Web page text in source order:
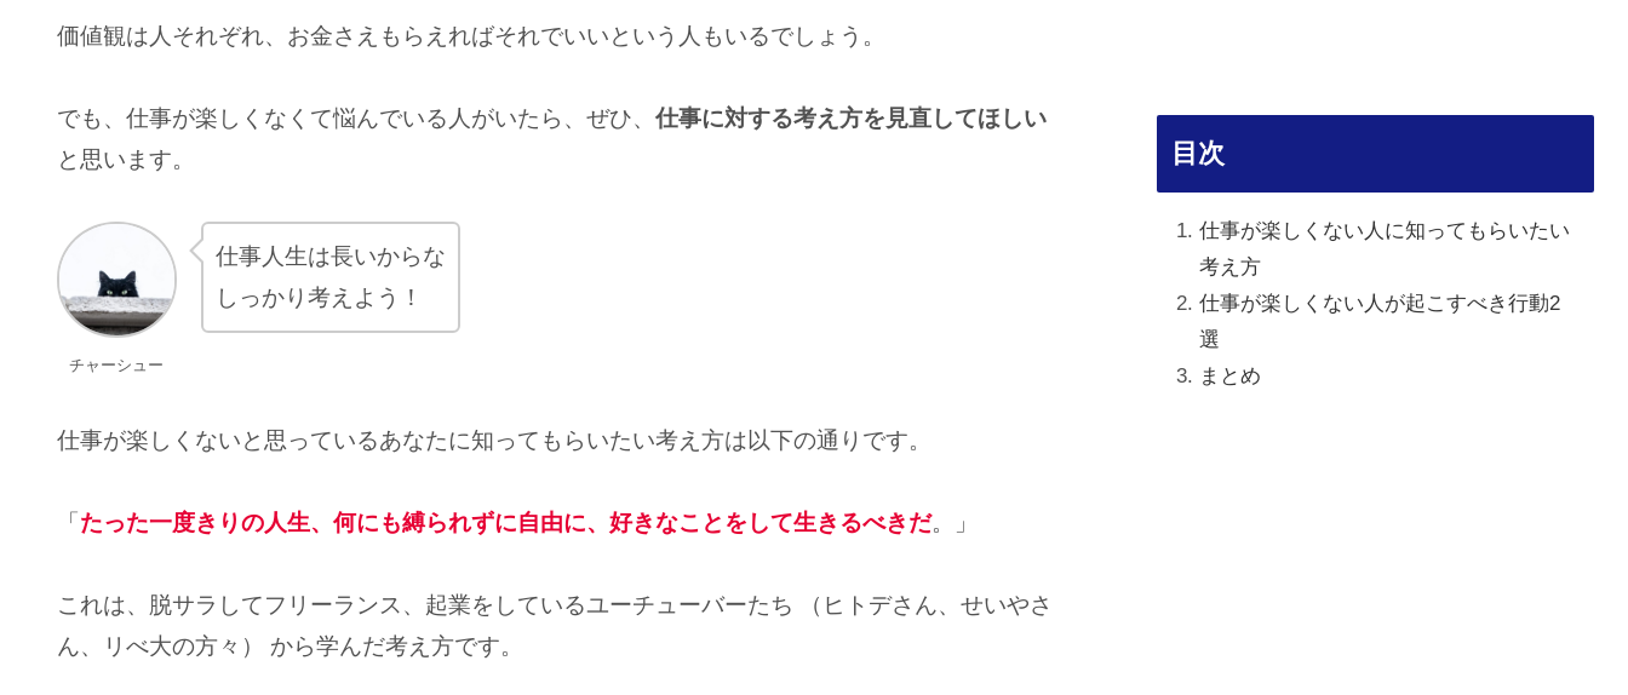
価値観は人それぞれ、お金さえもらえればそれでいいという人もいるでしょう。
でも、仕事が楽しくなくて悩んでいる人がいたら、ぜひ、 仕事に対する考え方を見直してほしい
と思います。
チャーシュー
仕事人生は長いからな
しっかり考えよう！
仕事が楽しくないと思っているあなたに知ってもらいたい考え方は以下の通りです。
「 たった一度きりの人生、何にも縛られずに自由に、好きなことをして生きるべきだ。」
これは、脱サラしてフリーランス、起業をしているユーチューバーたち （ヒトデさん、せいやさ
ん、リべ大の方々） から学んだ考え方です。
目次
仕事が楽しくない人に知ってもらいたい
考え方
仕事が楽しくない人が起こすべき行動2
選
まとめ